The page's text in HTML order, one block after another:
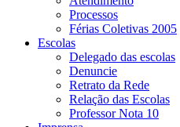
Processos
Férias Coletivas 2005
Escolas
Delegado das escolas
Denuncie
Retrato da Rede
Relação das Escolas
Professor Nota 10